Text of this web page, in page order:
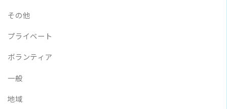
その他
プライベート
ボランティア
一般
地域